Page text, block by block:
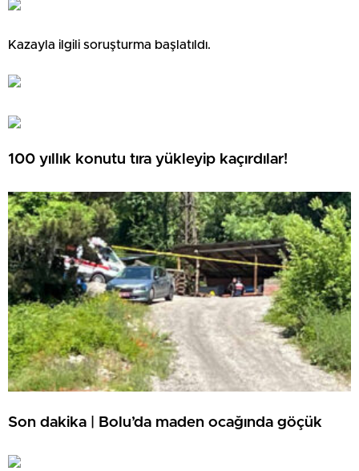
Kazayla ilgili soruşturma başlatıldı.
100 yıllık konutu tıra yükleyip kaçırdılar!
Son dakika | Bolu’da maden ocağında göçük